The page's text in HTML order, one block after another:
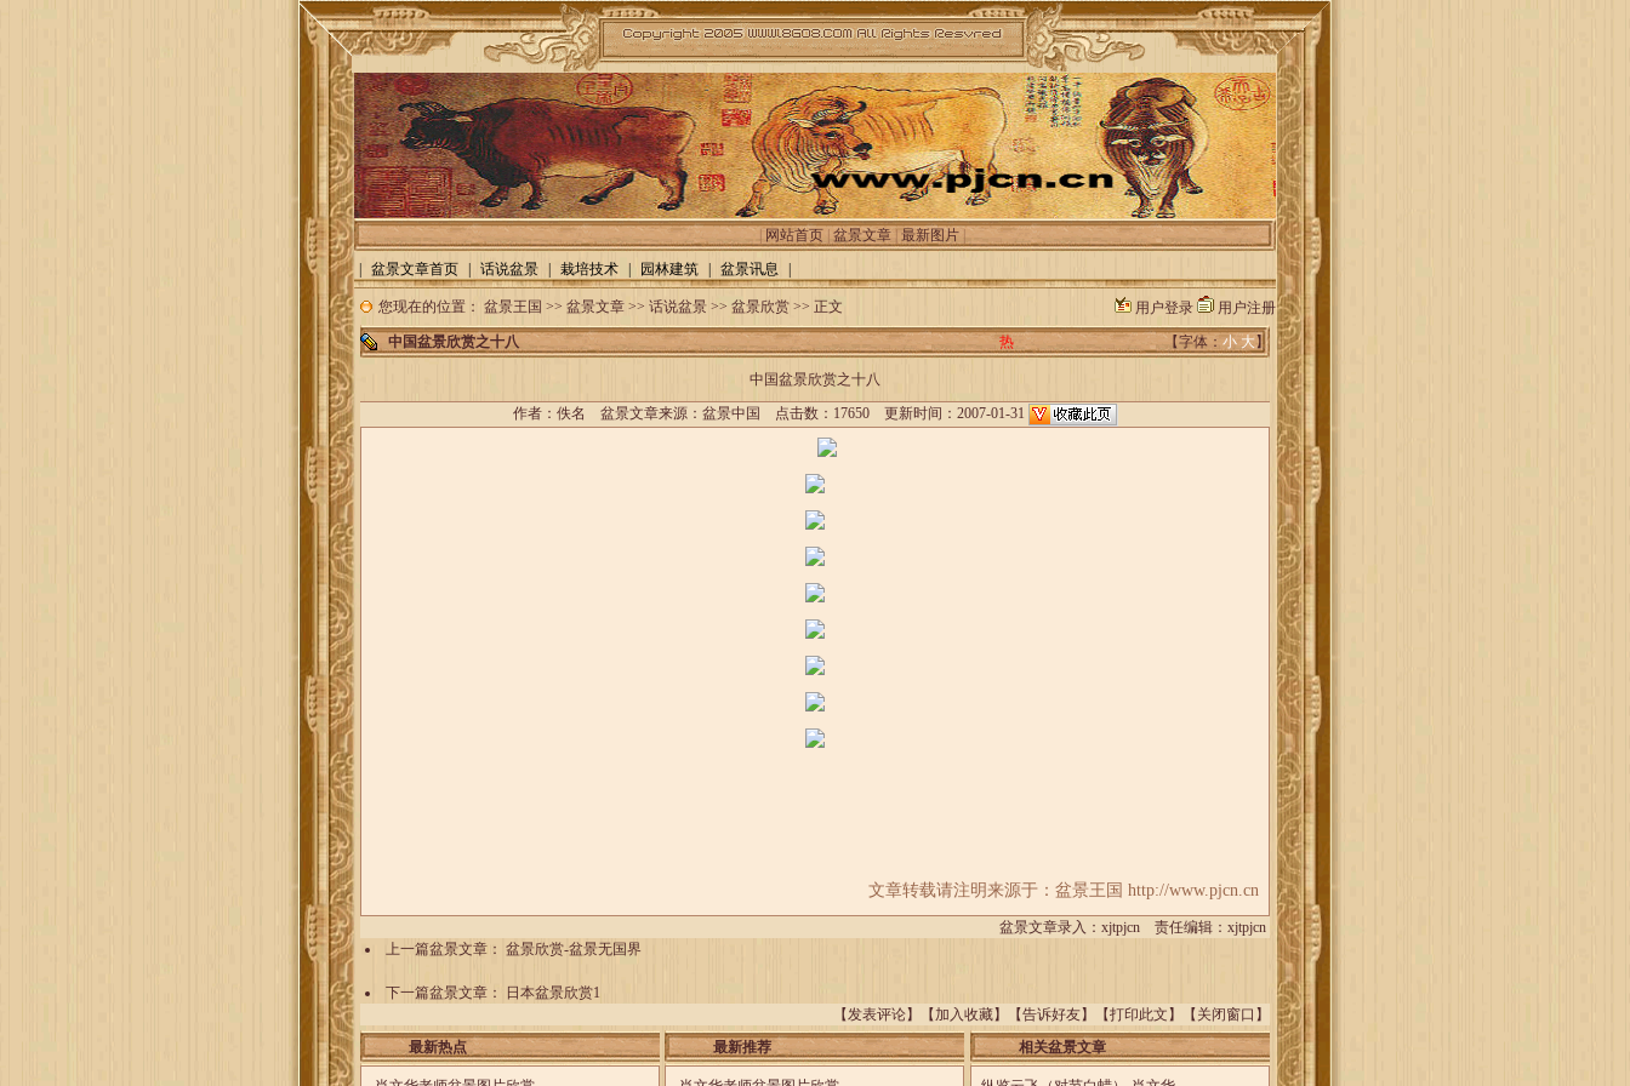
网站首页| 盆景文章| 最新图片|
盆景文章首页 话说盆景 栽培技术 园林建筑 盆景讯息
您现在的位置： 盆景王国 >> 盆景文章 >> 话说盆景 >> 盆景欣赏 >> 正文 用户登录
用户注册
中国盆景欣赏之十八
热 【字体： 小 大】
中国盆景欣赏之十八
作者：佚名 盆景文章来源： 盆景中国 点击数：17650 更新时间：2007-01-31
文章转载请注明来源于：盆景王国 http://www.pjcn.cn
盆景文章录入：xjtpjcn 责任编辑：xjtpjcn
上一篇盆景文章： 盆景欣赏-盆景无国界
下一篇盆景文章：
日本盆景欣赏1
【发表评论】【加入收藏】【告诉好友】【打印此文 】【 关闭窗口 】
最新热点
最新推荐 相关盆景文章